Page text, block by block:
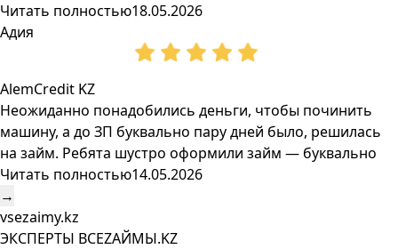
Читать полностью18.05.2026
Адия
AlemCredit KZ
Неожиданно понадобились деньги, чтобы починить
машину, а до ЗП буквально пару дней было, решилась
на займ. Ребята шустро оформили займ — буквально
Читать полностью14.05.2026
→
vsezaimy.kz
ЭКСПЕРТЫ ВСЕZAЙМЫ.KZ